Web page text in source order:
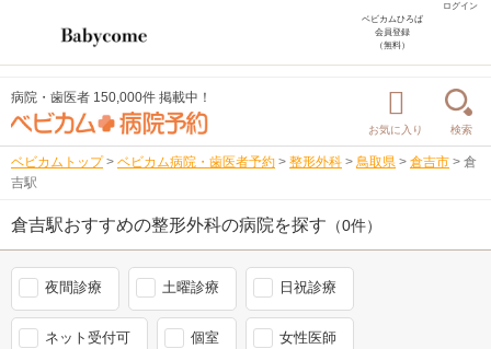
ログイン
ベビカムひろば
会員登録
（無料）
病院・歯医者 150,000件 掲載中！
お気に入り 検索
ベビカムトップ > ベビカム病院・歯医者予約 > 整形外科 > 鳥取県 > 倉吉市 > 倉
吉駅
倉吉駅おすすめの整形外科の病院を探す （0件）
夜間診療 土曜診療 日祝診療
ネット受付可 個室 女性医師